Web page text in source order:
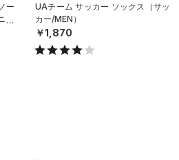
ー
UAチーム サッカー ソックス（サッ
カー/MEN）
￥1,870